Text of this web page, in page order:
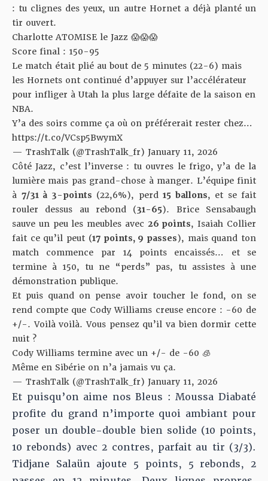
: tu clignes des yeux, un autre Hornet a déjà planté un
tir ouvert.
Charlotte ATOMISE le Jazz 😱😱😱
Score final : 150-95
Le match était plié au bout de 5 minutes (22-6) mais
les Hornets ont continué d’appuyer sur l’accélérateur
pour infliger à Utah la plus large défaite de la saison en
NBA.
Y’a des soirs comme ça où on préférerait rester chez…
https://t.co/VCsp5BwymX
— TrashTalk (@TrashTalk_fr) January 11, 2026
Côté Jazz, c’est l’inverse : tu ouvres le frigo, y’a de la
lumière mais pas grand-chose à manger. L’équipe finit
à 7/31 à 3-points (22,6%), perd 15 ballons, et se fait
rouler dessus au rebond (31-65). Brice Sensabaugh
sauve un peu les meubles avec 26 points, Isaiah Collier
fait ce qu’il peut (17 points, 9 passes), mais quand ton
match commence par 14 points encaissés… et se
termine à 150, tu ne “perds” pas, tu assistes à une
démonstration publique.
Et puis quand on pense avoir toucher le fond, on se
rend compte que Cody Williams creuse encore : -60 de
+/-. Voilà voilà. Vous pensez qu’il va bien dormir cette
nuit ?
Cody Williams termine avec un +/- de -60 🧊
Même en Sibérie on n’a jamais vu ça.
— TrashTalk (@TrashTalk_fr) January 11, 2026
Et puisqu’on aime nos Bleus : Moussa Diabaté
profite du grand n’importe quoi ambiant pour
poser un double-double bien solide (10 points,
10 rebonds) avec 2 contres, parfait au tir (3/3).
Tidjane Salaün ajoute 5 points, 5 rebonds, 2